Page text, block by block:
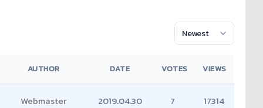
AUTHOR DATE VOTES VIEWS
Webmaster 2019.04.30 7 17314